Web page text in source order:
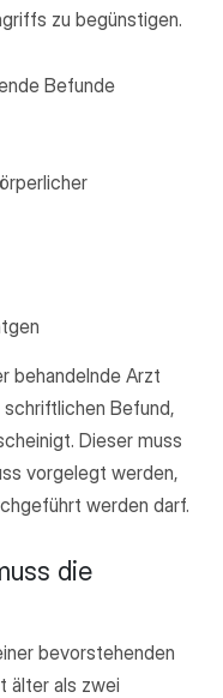
zu begünstigen.
Befunde
behandelnde Arzt
Befund,
Dieser muss
vorgelegt werden,
werden darf.
die
bevorstehenden
älter als zwei